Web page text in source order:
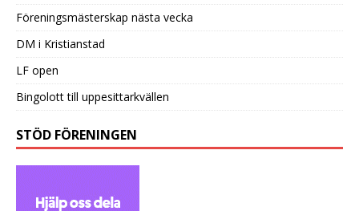
Föreningsmästerskap nästa vecka
DM i Kristianstad
LF open
Bingolott till uppesittarkvällen
STÖD FÖRENINGEN